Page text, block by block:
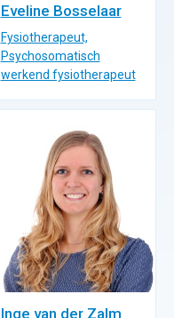
Eveline Bosselaar
Fysiotherapeut,
Psychosomatisch
werkend fysiotherapeut
Inge van der Zalm